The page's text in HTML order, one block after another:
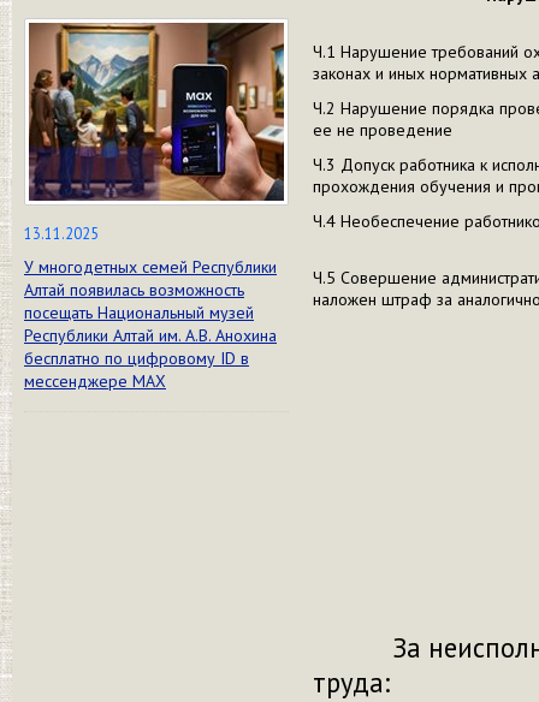
13.11.2025
У многодетных семей Республики
Алтай появилась возможность
посещать Национальный музей
Республики Алтай им. А.В. Анохина
бесплатно по цифровому ID в
мессенджере МАХ
Ч.1 Нарушение требований
законах и иных нормативных
Ч.2 Нарушение порядка
ее не проведение
Ч.3 Допуск работника к
прохождения обучения и
Ч.4 Необеспечение
Ч.5 Совершение
наложен штраф за
За
труда: